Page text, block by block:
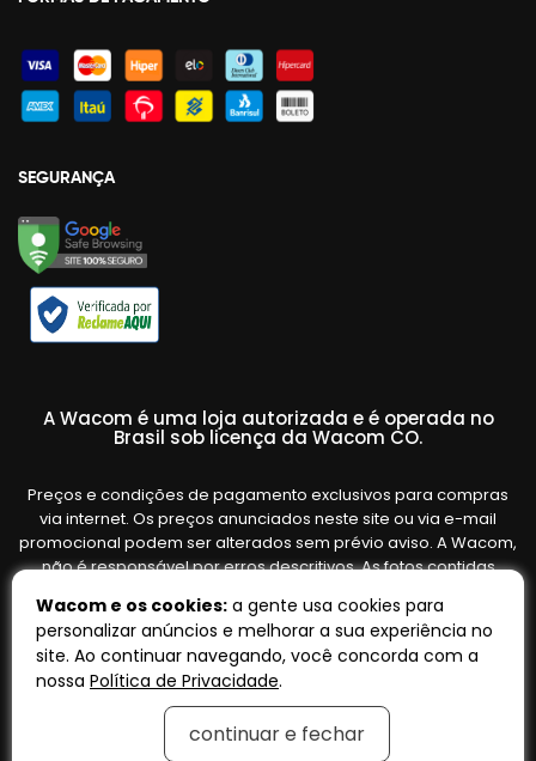
SEGURANÇA
A Wacom é uma loja autorizada e é operada no
Brasil sob licença da Wacom CO.
Preços e condições de pagamento exclusivos para compras
via internet. Os preços anunciados neste site ou via e-mail
promocional podem ser alterados sem prévio aviso. A Wacom,
não é responsável por erros descritivos. As fotos contidas
variar de acordo com o fornecedor/lote do fabricante. Ofertas
válidas até o término de nossos estoques. Vendas sujeitas à
análise e confirmação de dados.
Wacom e os cookies: a gente usa cookies para
personalizar anúncios e melhorar a sua experiência no
site. Ao continuar navegando, você concorda com a
nossa Política de Privacidade.
continuar e fechar